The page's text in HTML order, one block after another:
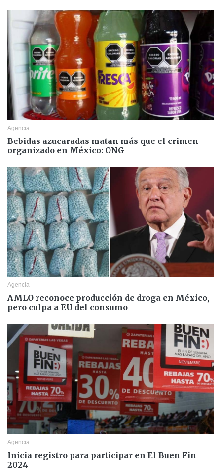
Agencia
Bebidas azucaradas matan más que el crimen
organizado en México: ONG
Agencia
AMLO reconoce producción de droga en México,
pero culpa a EU del consumo
Agencia
Inicia registro para participar en El Buen Fin
2024